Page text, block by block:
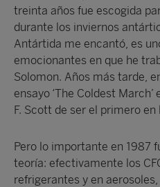
treinta años fue escogida
durante los inviernos
Antártida me encantó, es
emocionantes en que he
Solomon. Años más tarde,
ensayo ‘The Coldest
F. Scott de ser el primero en
Pero lo importante en 1987
teoría: efectivamente los
refrigerantes y en